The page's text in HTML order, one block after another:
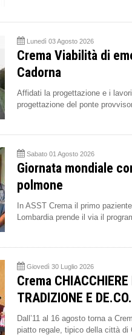
Lunedì 03 Agosto 2026
Crema Viabilità di
Cadorna
Affidati la progettazione e i
progettazione del ponte
Sabato 01 Agosto 2026
Giornata mondiale
polmone
In ASST Crema il primo
Lombardia prende il via il
Giovedì 30 Luglio 2026
Crema
TRADIZIONE E DE.CO.
Dall’11 al 16 agosto torna a
piatto regale, tipico della città di